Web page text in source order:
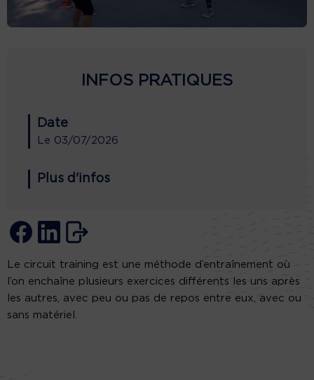
INFOS PRATIQUES
Date
Le 03/07/2026
Plus d'infos
Le circuit training est une méthode d’entraînement où
l’on enchaîne plusieurs exercices différents les uns après
les autres, avec peu ou pas de repos entre eux, avec ou
sans matériel.